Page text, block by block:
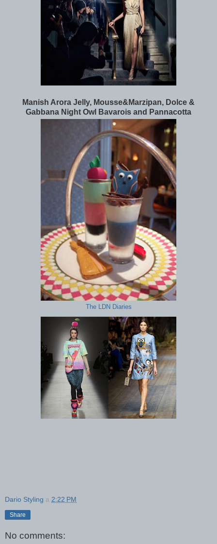
Manish Arora Jelly, Mousse&Marzipan, Dolce &
Gabbana Night Owl Bavarois and Pannacotta
The LDN Diaries
Dario Styling a 2:22 PM
Share
No comments: